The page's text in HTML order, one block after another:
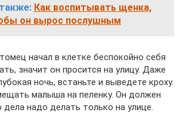
Как воспитывать щенка,
он вырос послушным
начал в клетке беспокойно себя
значит он просится на улицу. Даже
ночь, встаньте и выведете кроху.
малыша на пеленку. Он должен
дела надо делать только на улице.